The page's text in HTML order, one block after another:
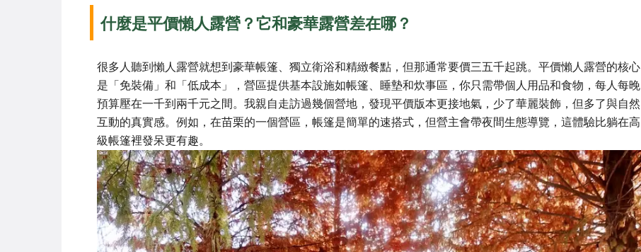
什麼是平價懶人露營？它和豪華露營差在哪？
很多人聽到懶人露營就想到豪華帳篷、獨立衛浴和精緻餐點，但那通常要價三五千起跳。平價懶人露營的核心
是「免裝備」和「低成本」，營區提供基本設施如帳篷、睡墊和炊事區，你只需帶個人用品和食物，每人每晚
預算壓在一千到兩千元之間。我親自走訪過幾個營地，發現平價版本更接地氣，少了華麗裝飾，但多了與自然
互動的真實感。例如，在苗栗的一個營區，帳篷是簡單的速搭式，但營主會帶夜間生態導覽，這體驗比躺在高
級帳篷裡發呆更有趣。